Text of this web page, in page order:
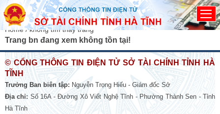
Home/ không tìm thấy trang
Trang bn đang xem không tồn tại!
© CỔNG THÔNG TIN ĐIỆN TỬ SỞ TÀI CHÍNH TỈNH HÀ
TĨNH
Trưởng Ban biên tập: Nguyễn Trọng Hiếu - Giám đốc Sở
Địa chỉ: Số 16A - Đường Xô Viết Nghệ Tĩnh - Phường Thành Sen - Tỉnh
Hà Tĩnh
Đã kết nối EMC